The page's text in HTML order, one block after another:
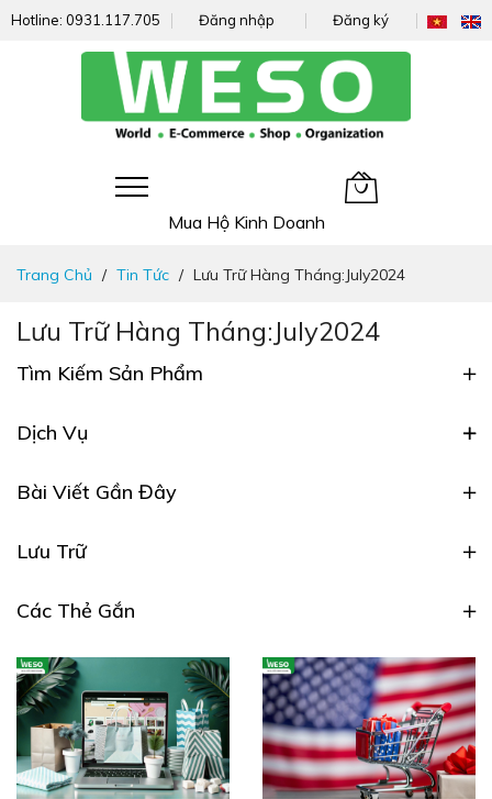
Hotline: 0931.117.705 Đăng nhập Đăng ký
Mua Hộ Kinh Doanh
nhanh
nội
Trang Chủ Tin Tức Lưu Trữ Hàng Tháng:July2024
Lưu Trữ Hàng Tháng:July2024
Tìm Kiếm Sản Phẩm
Dịch Vụ
Bài Viết Gần Đây
Lưu Trữ
Các Thẻ Gắn